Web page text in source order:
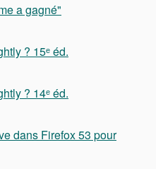
a gagné"
? 15ᵉ éd.
? 14ᵉ éd.
dans Firefox 53 pour